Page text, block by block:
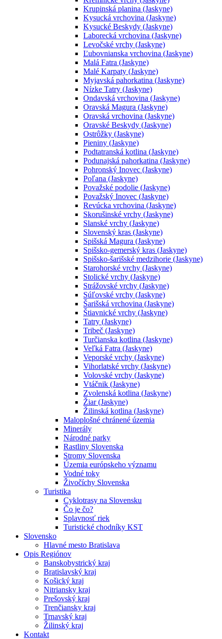
Krupinská planina (Jaskyne)
Kysucká vrchovina (Jaskyne)
Kysucké Beskydy (Jaskyne)
Laborecká vrchovina (Jaskyne)
Levočské vrchy (Jaskyne)
Ľubovnianska vrchovina (Jaskyne)
Malá Fatra (Jaskyne)
Malé Karpaty (Jaskyne)
Myjavská pahorkatina (Jaskyne)
Nízke Tatry (Jaskyne)
Ondavská vrchovina (Jaskyne)
Oravská Magura (Jaskyne)
Oravská vrchovina (Jaskyne)
Oravské Beskydy (Jaskyne)
Ostrôžky (Jaskyne)
Pieniny (Jaskyne)
Podtatranská kotlina (Jaskyne)
Podunajská pahorkatina (Jaskyne)
Pohronský Inovec (Jaskyne)
Poľana (Jaskyne)
Považské podolie (Jaskyne)
Považský Inovec (Jaskyne)
Revúcka vrchovina (Jaskyne)
Skorušinské vrchy (Jaskyne)
Slanské vrchy (Jaskyne)
Slovenský kras (Jaskyne)
Spišská Magura (Jaskyne)
Spišsko-gemerský kras (Jaskyne)
Spišsko-šarišské medzihorie (Jaskyne)
Starohorské vrchy (Jaskyne)
Stolické vrchy (Jaskyne)
Strážovské vrchy (Jaskyne)
Súľovské vrchy (Jaskyne)
Šarišská vrchovina (Jaskyne)
Štiavnické vrchy (Jaskyne)
Tatry (Jaskyne)
Tribeč (Jaskyne)
Turčianska kotlina (Jaskyne)
Veľká Fatra (Jaskyne)
Veporské vrchy (Jaskyne)
Vihorlatské vrchy (Jaskyne)
Volovské vrchy (Jaskyne)
Vtáčnik (Jaskyne)
Zvolenská kotlina (Jaskyne)
Žiar (Jaskyne)
Žilinská kotlina (Jaskyne)
Maloplošné chránené územia
Minerály
Národné parky
Rastliny Slovenska
Stromy Slovenska
Územia európskeho významu
Vodné toky
Živočíchy Slovenska
Turistika
Cyklotrasy na Slovensku
Čo je čo?
Splavnosť riek
Turistické chodníky KST
Slovensko
Hlavné mesto Bratislava
Opis Regiónov
Banskobystrický kraj
Bratislavský kraj
Košický kraj
Nitriansky kraj
Prešovský kraj
Trenčiansky kraj
Trnavský kraj
Žilinský kraj
Kontakt